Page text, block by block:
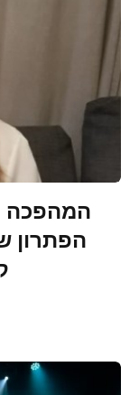
המהפכה
הפתרון